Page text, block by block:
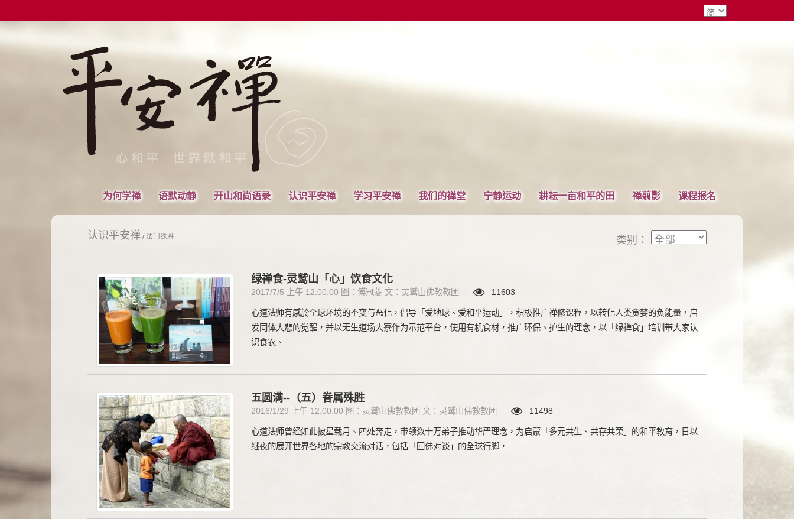
为何学禅 语默动静 开山和尚语录 认识平安禅 学习平安禅 我们的禅堂 宁静运动 耕耘一亩和平的田 禅翦影 课程报名
认识平安禅/ 法门殊胜 类别：
绿禅食-灵鹫山「心」饮食文化
2017/7/5 上午 12:00:00 图：傅冠菱 文：灵鹫山佛教教团 11603
心道法师有感於全球环境的丕变与恶化，倡导「爱地球、爱和平运动」，积极推广禅修课程，以转化人类贪婪的负能量，启
发同体大悲的觉醒，并以无生道场大寮作为示范平台，使用有机食材，推广环保、护生的理念，以「绿禅食」培训带大家认
识食农、
五圆满--（五）眷属殊胜
2016/1/29 上午 12:00:00 图：灵鹫山佛教教团 文：灵鹫山佛教教团 11498
心道法师曾经如此披星载月、四处奔走，带领数十万弟子推动华严理念，为启蒙「多元共生、共存共荣」的和平教育，日以
继夜的展开世界各地的宗教交流对话，包括「回佛对谈」的全球行脚，